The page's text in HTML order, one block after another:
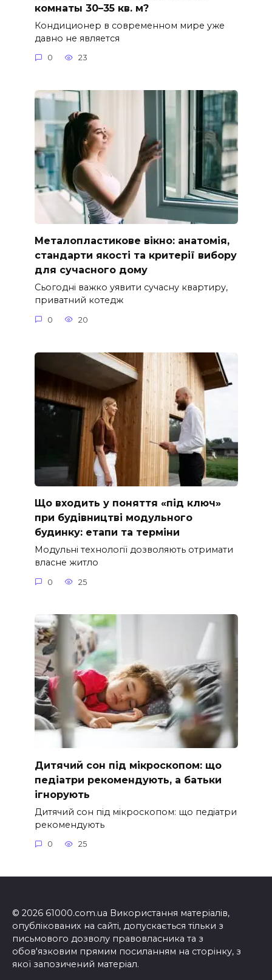
комнаты 30–35 кв. м?
Кондиционер в современном мире уже
давно не является
0 23
Металопластикове вікно: анатомія,
стандарти якості та критерії вибору
для сучасного дому
Сьогодні важко уявити сучасну квартиру,
приватний котедж
0 20
Що входить у поняття «під ключ»
при будівництві модульного
будинку: етапи та терміни
Модульні технології дозволяють отримати
власне житло
0 25
Дитячий сон під мікроскопом: що
педіатри рекомендують, а батьки
ігнорують
Дитячий сон під мікроскопом: що педіатри
рекомендують
0 25
© 2026 61000.com.ua Використання матеріалів,
опублікованих на сайті, допускається тільки з
письмового дозволу правовласника та з
обов'язковим прямим посиланням на сторінку, з
якої запозичений матеріал.